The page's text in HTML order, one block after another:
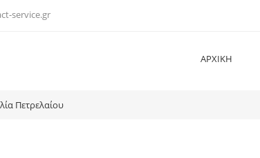
service.gr
ΑΡΧΙΚΗ
Πετρελαίου